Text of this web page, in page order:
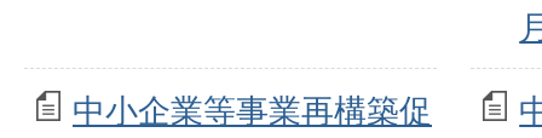
中小企業等事業再構築促